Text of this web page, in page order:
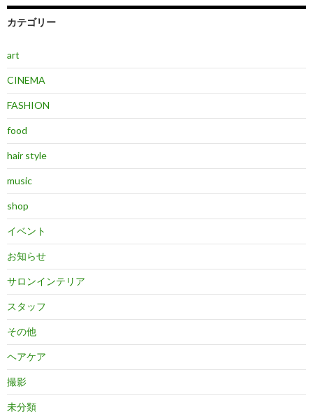
カテゴリー
art
CINEMA
FASHION
food
hair style
music
shop
イベント
お知らせ
サロンインテリア
スタッフ
その他
ヘアケア
撮影
未分類